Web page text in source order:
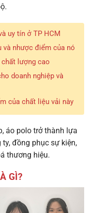
uy tín ở TP HCM
và nhược điểm của nó
lượng cao
doanh nghiệp và
của chất liệu vải này
áo polo trở thành lựa
đồng phục sự kiện,
thương hiệu.
GÌ?